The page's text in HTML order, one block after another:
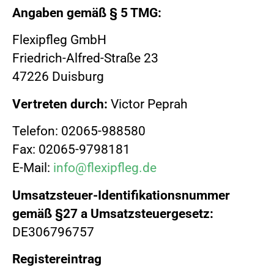
Angaben gemäß § 5 TMG:
Flexipfleg GmbH
Friedrich-Alfred-Straße 23
47226 Duisburg
Vertreten durch: Victor Peprah
Telefon: 02065-988580
Fax: 02065-9798181
E-Mail: info@flexipfleg.de
Umsatzsteuer-Identifikationsnummer
gemäß §27 a Umsatzsteuergesetz:
DE306796757
Registereintrag